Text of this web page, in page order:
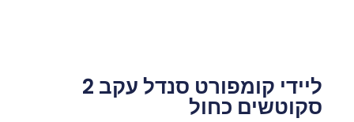
ליידי קומפורט סנדל עקב 2
סקוטשים כחול